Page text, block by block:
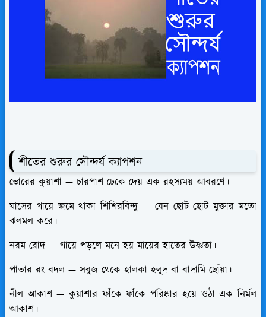
শীতের শুরুর সৌন্দর্য ক্যাপশন
ভোরের কুয়াশা — চারপাশ ঢেকে দেয় এক রহস্যময় আবরণে।
ঘাসের গায়ে জমে থাকা শিশিরবিন্দু — যেন ছোট ছোট মুক্তার মতো
ঝলমল করে।
নরম রোদ — গায়ে পড়লে মনে হয় মায়ের হাতের উষ্ণতা।
পাতার রং বদল — সবুজ থেকে হালকা হলুদ বা বাদামি ছোঁয়া।
নীল আকাশ — কুয়াশার ফাঁকে ফাঁকে পরিষ্কার হয়ে ওঠা এক নির্মল
আকাশ।